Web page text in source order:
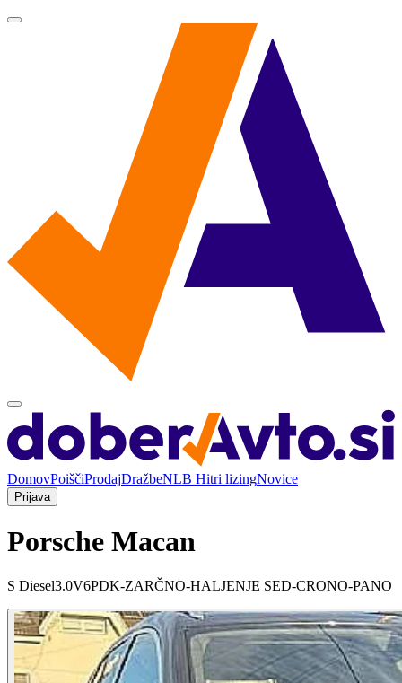
DomovPoiščiProdajDražbeNLB Hitri lizingNovice
Prijava
Porsche Macan
S Diesel3.0V6PDK-ZARČNO-HALJENJE SED-CRONO-PANO